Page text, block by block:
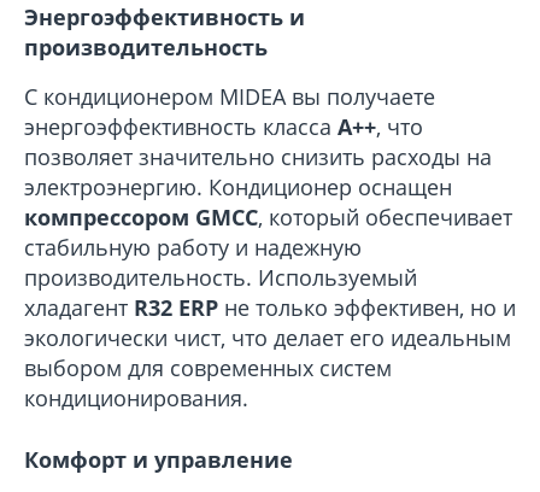
Энергоэффективность и
производительность
С кондиционером MIDEA вы получаете
энергоэффективность класса А++, что
позволяет значительно снизить расходы на
электроэнергию. Кондиционер оснащен
компрессором GMCC, который обеспечивает
стабильную работу и надежную
производительность. Используемый
хладагент R32 ERP не только эффективен, но и
экологически чист, что делает его идеальным
выбором для современных систем
кондиционирования.
Комфорт и управление